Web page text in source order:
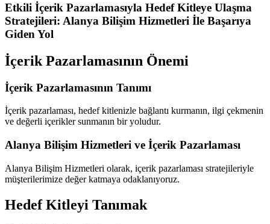
Etkili İçerik Pazarlamasıyla Hedef Kitleye Ulaşma
Stratejileri: Alanya Bilişim Hizmetleri İle Başarıya
Giden Yol
İçerik Pazarlamasının Önemi
İçerik Pazarlamasının Tanımı
İçerik pazarlaması, hedef kitlenizle bağlantı kurmanın, ilgi çekmenin
ve değerli içerikler sunmanın bir yoludur.
Alanya Bilişim Hizmetleri ve İçerik Pazarlaması
Alanya Bilişim Hizmetleri olarak, içerik pazarlaması stratejileriyle
müşterilerimize değer katmaya odaklanıyoruz.
Hedef Kitleyi Tanımak